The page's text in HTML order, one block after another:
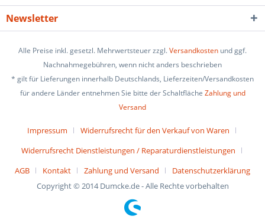
Newsletter
Alle Preise inkl. gesetzl. Mehrwertsteuer zzgl.Versandkosten und ggf.
Nachnahmegebühren, wenn nicht anders beschrieben
* gilt für Lieferungen innerhalb Deutschlands, Lieferzeiten/Versandkosten
für andere Länder entnehmen Sie bitte der Schaltfläche Zahlung und
Versand
Impressum
Widerrufsrecht für den Verkauf von Waren
Widerrufsrecht Dienstleistungen / Reparaturdienstleistungen
AGB
Kontakt Zahlung und Versand
Datenschutzerklärung
Copyright © 2014 Dumcke.de - Alle Rechte vorbehalten